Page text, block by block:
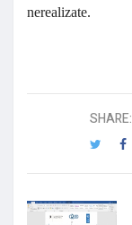
nerealizate.
SHARE: